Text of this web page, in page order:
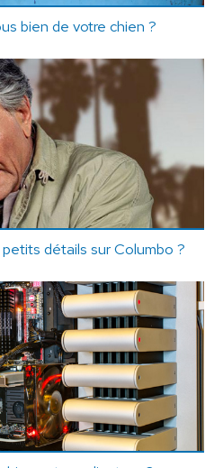
bien de votre chien ?
détails sur Columbo ?